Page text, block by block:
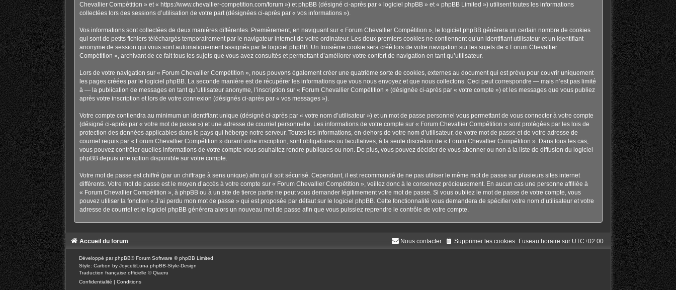
Chevallier Compétition » et « https://www.chevallier-competition.com/forum ») et phpBB (désigné ci-après par « logiciel phpBB » et « phpBB Limited ») utilisent toutes les informations
collectées lors des sessions d’utilisation de votre part (désignées ci-après par « vos informations »).
Vos informations sont collectées de deux manières différentes. Premièrement, en naviguant sur « Forum Chevallier Compétition », le logiciel phpBB génèrera un certain nombre de cookies
qui sont de petits fichiers téléchargés temporairement par le navigateur internet de votre ordinateur. Les deux premiers cookies ne contiennent qu’un identifiant utilisateur et un identifiant
anonyme de session qui vous sont automatiquement assignés par le logiciel phpBB. Un troisième cookie sera créé lors de votre navigation sur les sujets de « Forum Chevallier
Compétition », archivant de ce fait tous les sujets que vous avez consultés et permettant d’améliorer votre confort de navigation en tant qu’utilisateur.
Lors de votre navigation sur « Forum Chevallier Compétition », nous pouvons également créer une quatrième sorte de cookies, externes au document qui est prévu pour couvrir uniquement
les pages créées par le logiciel phpBB. La seconde manière est de récupérer les informations que vous nous envoyez et que nous collectons. Ceci peut correspondre — mais n’est pas limité
à — la publication de messages en tant qu’utilisateur anonyme, l’inscription sur « Forum Chevallier Compétition » (désignée ci-après par « votre compte ») et les messages que vous publiez
après votre inscription et lors de votre connexion (désignés ci-après par « vos messages »).
Votre compte contiendra au minimum un identifiant unique (désigné ci-après par « votre nom d’utilisateur ») et un mot de passe personnel vous permettant de vous connecter à votre compte
(désigné ci-après par « votre mot de passe ») et une adresse de courriel personnelle. Les informations de votre compte sur « Forum Chevallier Compétition » sont protégées par les lois de
protection des données applicables dans le pays qui héberge notre serveur. Toutes les informations, en-dehors de votre nom d’utilisateur, de votre mot de passe et de votre adresse de
courriel requis par « Forum Chevallier Compétition » durant votre inscription, sont obligatoires ou facultatives, à la seule discrétion de « Forum Chevallier Compétition ». Dans tous les cas,
vous pouvez contrôler quelles informations de votre compte vous souhaitez rendre publiques ou non. De plus, vous pouvez décider de vous abonner ou non à la liste de diffusion du logiciel
phpBB depuis une option disponible sur votre compte.
Votre mot de passe est chiffré (par un chiffrage à sens unique) afin qu’il soit sécurisé. Cependant, il est recommandé de ne pas utiliser le même mot de passe sur plusieurs sites internet
différents. Votre mot de passe est le moyen d’accès à votre compte sur « Forum Chevallier Compétition », veillez donc à le conservez précieusement. En aucun cas une personne affiliée à
« Forum Chevallier Compétition », à phpBB ou à un site de tierce partie ne peut vous demander légitimement votre mot de passe. Si vous oubliez le mot de passe de votre compte, vous
pouvez utiliser la fonction « J’ai perdu mon mot de passe » qui est proposée par défaut sur le logiciel phpBB. Cette fonctionnalité vous demandera de spécifier votre nom d’utilisateur et votre
adresse de courriel et le logiciel phpBB générera alors un nouveau mot de passe afin que vous puissiez reprendre le contrôle de votre compte.
Accueil du forum Fuseau horaire sur UTC+02:00
Supprimer les cookies
Nous contacter
Développé parphpBB® Forum Software © phpBB Limited
Style: Carbon by Joyce&Luna phpBB-Style-Design
Traduction française officielle ©Qiaeru
Confidentialité | Conditions